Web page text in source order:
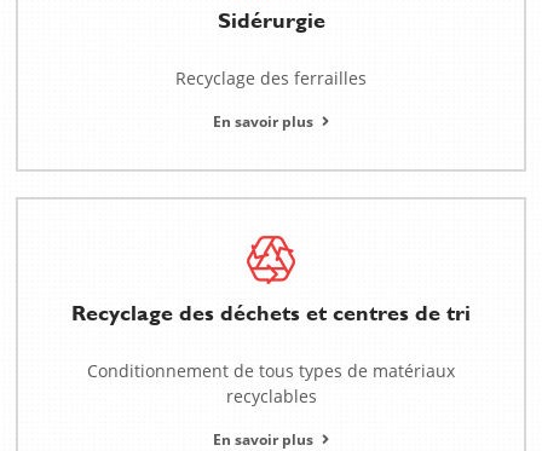
Sidérurgie
Recyclage des ferrailles
En savoir plus
Recyclage des déchets et centres de tri
Conditionnement de tous types de matériaux
recyclables
En savoir plus